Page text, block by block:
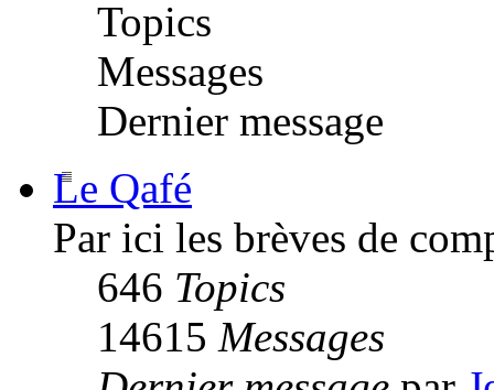
Topics
Messages
Dernier message
Le Qafé
Par ici les brèves de
646 Topics
14615 Messages